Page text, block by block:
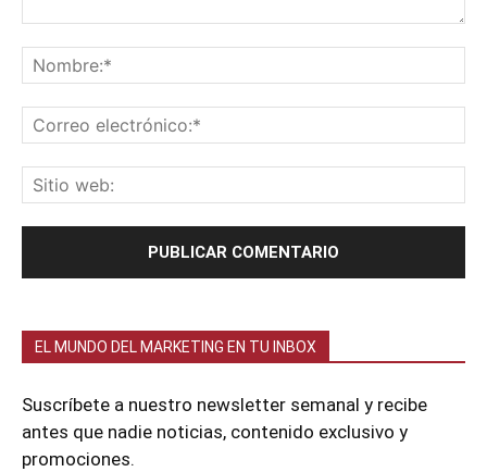
EL MUNDO DEL MARKETING EN TU INBOX
Suscríbete a nuestro newsletter semanal y recibe
antes que nadie noticias, contenido exclusivo y
promociones.